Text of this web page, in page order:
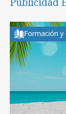
Formación y